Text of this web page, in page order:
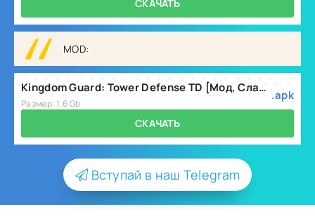
СКАЧАТЬ
MOD:
Kingdom Guard: Tower Defense TD [Мод, Слабые враги] v1.0.585
Размер: 1.6 Gb
.apk
СКАЧАТЬ
Вступай в наш Telegram